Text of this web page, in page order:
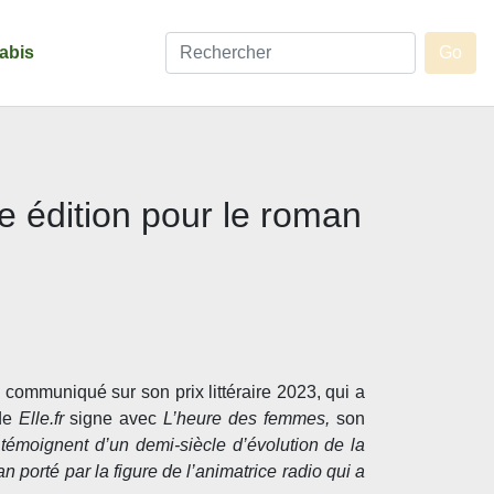
édition pour le roman
sur son prix littéraire 2023, qui a
Elle.frsigne avecL’heure des femmes, son
d’un demi-siècle d’évolution de la
porté par la figure de l’animatrice radio qui a